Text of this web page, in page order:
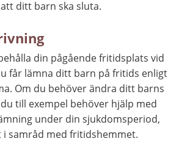
ditt barn ska sluta.
din pågående fritidsplats vid
får lämna ditt barn på fritids enligt
Om du behöver ändra ditt barns
till exempel behöver hjälp med
under din sjukdomsperiod,
i samråd med fritidshemmet.